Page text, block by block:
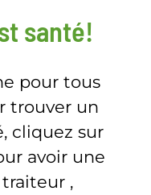
santé!
pour tous
trouver un
cliquez sur
avoir une
,